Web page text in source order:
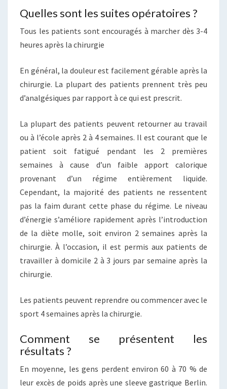
Quelles sont les suites opératoires ?
Tous les patients sont encouragés à marcher dès 3-4
heures après la chirurgie
En général, la douleur est facilement gérable après la
chirurgie. La plupart des patients prennent très peu
d’analgésiques par rapport à ce qui est prescrit.
La plupart des patients peuvent retourner au travail
ou à l’école après 2 à 4 semaines. Il est courant que le
patient soit fatigué pendant les 2 premières
semaines à cause d’un faible apport calorique
provenant d’un régime entièrement liquide.
Cependant, la majorité des patients ne ressentent
pas la faim durant cette phase du régime. Le niveau
d’énergie s’améliore rapidement après l’introduction
de la diète molle, soit environ 2 semaines après la
chirurgie. À l’occasion, il est permis aux patients de
travailler à domicile 2 à 3 jours par semaine après la
chirurgie.
Les patients peuvent reprendre ou commencer avec le
sport 4 semaines après la chirurgie.
Comment se présentent les
résultats ?
En moyenne, les gens perdent environ 60 à 70 % de
leur excès de poids après une sleeve gastrique Berlin.